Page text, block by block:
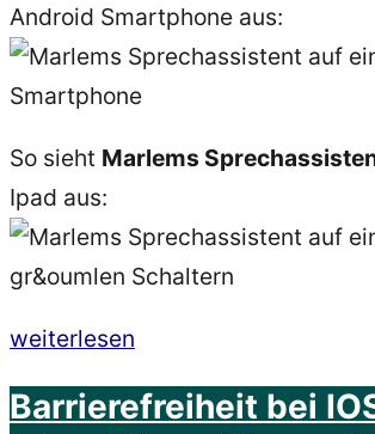
Android Smartphone aus:
So sieht Marlems
Ipad aus:
„App
Sprechassistent:
weiterlesen
Barrierefreiheit bei